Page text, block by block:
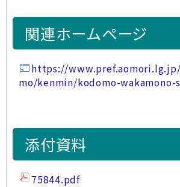
関連ホームページ
https://
mo/kenmin/kodomo-
添付資料
75844.pdf